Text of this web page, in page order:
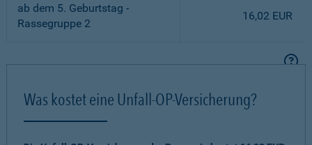
ab dem 5. Geburtstag -
Rassegruppe 2
16,02 EUR
Was kostet eine Unfall-OP-Versicherung?